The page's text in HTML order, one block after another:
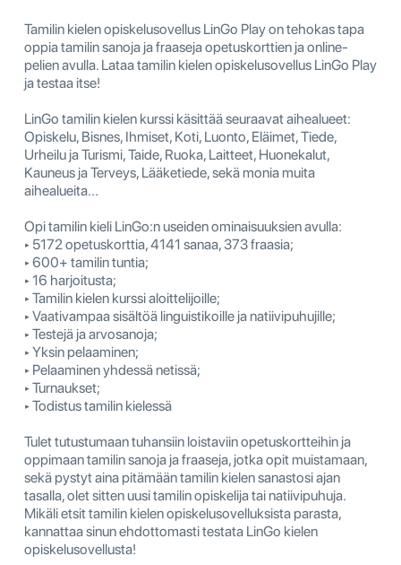
Tamilin kielen opiskelusovellus LinGo Play on tehokas tapa
oppia tamilin sanoja ja fraaseja opetuskorttien ja online-
pelien avulla. Lataa tamilin kielen opiskelusovellus LinGo Play
ja testaa itse!
LinGo tamilin kielen kurssi käsittää seuraavat aihealueet:
Opiskelu, Bisnes, Ihmiset, Koti, Luonto, Eläimet, Tiede,
Urheilu ja Turismi, Taide, Ruoka, Laitteet, Huonekalut,
Kauneus ja Terveys, Lääketiede, sekä monia muita
aihealueita...
Opi tamilin kieli LinGo:n useiden ominaisuuksien avulla:
‣ 5172 opetuskorttia, 4141 sanaa, 373 fraasia;
‣ 600+ tamilin tuntia;
‣ 16 harjoitusta;
‣ Tamilin kielen kurssi aloittelijoille;
‣ Vaativampaa sisältöä linguistikoille ja natiivipuhujille;
‣ Testejä ja arvosanoja;
‣ Yksin pelaaminen;
‣ Pelaaminen yhdessä netissä;
‣ Turnaukset;
‣ Todistus tamilin kielessä
Tulet tutustumaan tuhansiin loistaviin opetuskortteihin ja
oppimaan tamilin sanoja ja fraaseja, jotka opit muistamaan,
sekä pystyt aina pitämään tamilin kielen sanastosi ajan
tasalla, olet sitten uusi tamilin opiskelija tai natiivipuhuja.
Mikäli etsit tamilin kielen opiskelusovelluksista parasta,
kannattaa sinun ehdottomasti testata LinGo kielen
opiskelusovellusta!